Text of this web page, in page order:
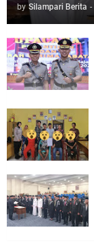
by Silampari Berita -